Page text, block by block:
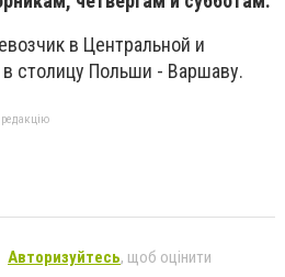
в Центральной и
столицу Польши - Варшаву.
Авторизуйтесь, щоб оцінити